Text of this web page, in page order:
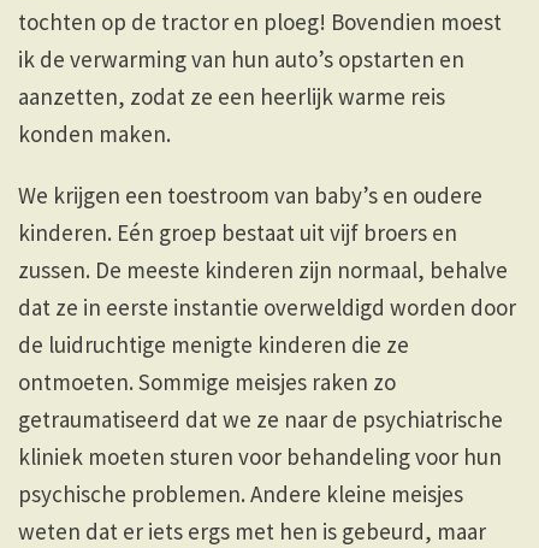
tochten op de tractor en ploeg! Bovendien moest
ik de verwarming van hun auto’s opstarten en
aanzetten, zodat ze een heerlijk warme reis
konden maken.
We krijgen een toestroom van baby’s en oudere
kinderen. Eén groep bestaat uit vijf broers en
zussen. De meeste kinderen zijn normaal, behalve
dat ze in eerste instantie overweldigd worden door
de luidruchtige menigte kinderen die ze
ontmoeten. Sommige meisjes raken zo
getraumatiseerd dat we ze naar de psychiatrische
kliniek moeten sturen voor behandeling voor hun
psychische problemen. Andere kleine meisjes
weten dat er iets ergs met hen is gebeurd, maar